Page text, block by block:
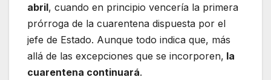
abril, cuando en principio vencería la primera
prórroga de la cuarentena dispuesta por el
jefe de Estado. Aunque todo indica que, más
allá de las excepciones que se incorporen, la
cuarentena continuará.